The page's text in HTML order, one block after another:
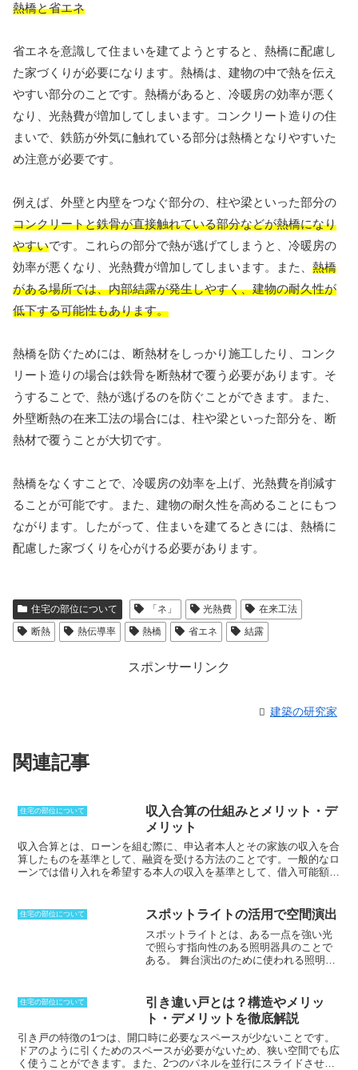
熱橋と省エネ
省エネを意識して住まいを建てようとすると、熱橋に配慮し
た家づくりが必要になります。熱橋は、建物の中で熱を伝え
やすい部分のことです。熱橋があると、冷暖房の効率が悪く
なり、光熱費が増加してしまいます。コンクリート造りの住
まいで、鉄筋が外気に触れている部分は熱橋となりやすいた
め注意が必要です。
例えば、外壁と内壁をつなぐ部分の、柱や梁といった部分の
コンクリートと鉄骨が直接触れている部分などが熱橋になり
やすいです。これらの部分で熱が逃げてしまうと、冷暖房の
効率が悪くなり、光熱費が増加してしまいます。また、 熱橋
がある場所では、内部結露が発生しやすく、建物の耐久性が
低下する可能性もあります。
熱橋を防ぐためには、断熱材をしっかり施工したり、コンク
リート造りの場合は鉄骨を断熱材で覆う必要があります。そ
うすることで、熱が逃げるのを防ぐことができます。また、
外壁断熱の在来工法の場合には、柱や梁といった部分を、断
熱材で覆うことが大切です。
熱橋をなくすことで、冷暖房の効率を上げ、光熱費を削減す
ることが可能です。また、建物の耐久性を高めることにもつ
ながります。したがって、住まいを建てるときには、熱橋に
配慮した家づくりを心がける必要があります。
住宅の部位について 「ネ」 光熱費
在来工法
断熱
熱伝導率 熱橋 省エネ 結露
スポンサーリンク
建築の研究家
関連記事
住宅の部位について
収入合算の仕組みとメリット・デ
メリット
収入合算とは、ローンを組む際に、申込者本人とその家族の収入を合
算したものを基準として、融資を受ける方法のことです。一般的なロ
ーンでは借り入れを希望する本人の収入を基準として、借入可能額が
きます。収入合算には、
連帯債務となる場合と保証人となる場合があ
ります。連帯債務とは、2人以上が共同で債務を負うことをいいま
す。この場合、申込者本人と収入合算の相手方は、住宅ローンの返済
義務を負うことになります。保証人とは、債務者が債務を履行できな
い場合に、その債務を保証する人のことをいいます。この場合、収入
住宅の部位について スポットライトの活用で空間演出
スポットライトとは、ある一点を強い光
で照らす指向性のある照明器具のことで
ある。
舞台演出のために使われる照明器
めに、飲食店やショップ、住宅など幅広
く使われている。スポットライトは、壁
や天井に配線工事を施して取り付けるタ
イプの器具の他、スタンド型や置き型な
ど、様々なタイプがある。レールに電源
の電極を付け、照明器具をレール上で自
住宅の部位について
引き違い戸とは？構造やメリッ
ト・デメリットを徹底解説
引き戸の特徴の1つは、開口時に必要なスペースが少ないことです。
ドアのように引くためのスペースが必要がないため、狭い空間でも広
く使うことができます。また、2つのパネルを並行にスライドさせる